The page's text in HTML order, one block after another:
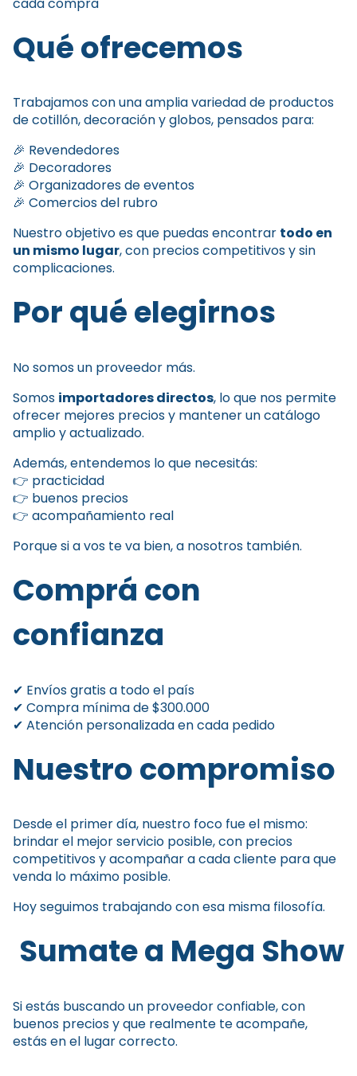
Qué ofrecemos
Trabajamos con una amplia variedad de productos
de cotillón, decoración y globos, pensados para:
🎉 Revendedores
🎉 Decoradores
🎉 Organizadores de eventos
🎉 Comercios del rubro
Nuestro objetivo es que puedas encontrar todo en
un mismo lugar, con precios competitivos y sin
complicaciones.
Por qué elegirnos
No somos un proveedor más.
Somos importadores directos, lo que nos permite
ofrecer mejores precios y mantener un catálogo
amplio y actualizado.
Además, entendemos lo que necesitás:
👉 practicidad
👉 buenos precios
👉 acompañamiento real
Porque si a vos te va bien, a nosotros también.
Comprá con
confianza
✔ Envíos gratis a todo el país
✔ Compra mínima de $300.000
✔ Atención personalizada en cada pedido
Nuestro compromiso
Desde el primer día, nuestro foco fue el mismo:
brindar el mejor servicio posible, con precios
competitivos y acompañar a cada cliente para que
venda lo máximo posible.
Hoy seguimos trabajando con esa misma filosofía.
Sumate a Mega Show
Si estás buscando un proveedor confiable, con
buenos precios y que realmente te acompañe,
estás en el lugar correcto.